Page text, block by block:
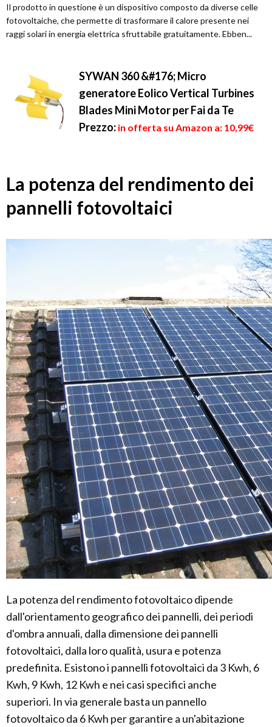
Il prodotto in questione è un dispositivo composto da diverse celle
fotovoltaiche, che permette di trasformare il calore presente nei
raggi solari in energia elettrica sfruttabile gratuitamente. Ebben...
SYWAN 360 &#176; Micro
generatore Eolico Vertical Turbines
Blades Mini Motor per Fai da Te
Prezzo: in offerta su Amazon a: 10,99€
La potenza del rendimento dei
pannelli fotovoltaici
La potenza del rendimento fotovoltaico dipende
dall'orientamento geografico dei pannelli, dei periodi
d'ombra annuali, dalla dimensione dei pannelli
fotovoltaici, dalla loro qualità, usura e potenza
predefinita. Esistono i pannelli fotovoltaici da 3 Kwh, 6
Kwh, 9 Kwh, 12 Kwh e nei casi specifici anche
superiori. In via generale basta un pannello
fotovoltaico da 6 Kwh per garantire a un'abitazione